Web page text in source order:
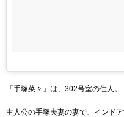
「手塚菜々」は、302号室の住人。
主人公の手塚夫妻の妻で、インド